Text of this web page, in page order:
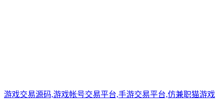
游戏交易源码,游戏帐号交易平台,手游交易平台,仿兼职猫游戏